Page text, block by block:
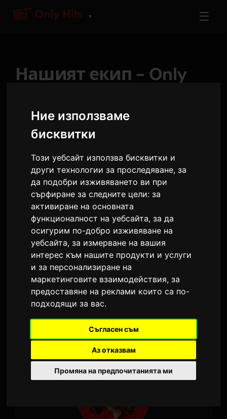
Ние използваме
бисквитки
Този уебсайт използва бисквитки и
други технологии за проследяване, за
да подобри изживяването ви при
сърфиране за следните цели:за
активиране на основната
функционалност на уебсайта,за да
осигурим по-добро изживяване на
уебсайта,за измерване на вашия
интерес към нашите продукти и услуги
и за персонализиране на
маркетинговите взаимодействия,за
предоставяне на реклами които са по-
подходящи за вас.
Съгласен съм
Аз отказвам
Промяна на предпочитанията ми
▼ ☰
Нашият екип - Only
CARSTN
DJ
Предавания:
Up All Night Radio